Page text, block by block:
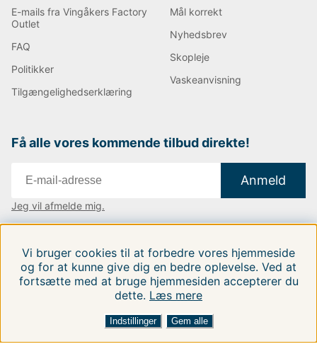
FILTRERA EFTER SORTER EFTER:
E-mails fra Vingåkers Factory
Outlet
FAQ
Politikker
Tilgængelighedserklæring
Mål korrekt
Nyhedsbrev
Skopleje
Vaskeanvisning
Få alle vores kommende tilbud direkte!
Anmeld
Jeg vil afmelde mig.
Følg os på vores sociale medier.
Vi bruger cookies til at forbedre vores hjemmeside
og for at kunne give dig en bedre oplevelse. Ved at
fortsætte med at bruge hjemmesiden accepterer du
dette. Læs mere
Indstillinger Gem alle